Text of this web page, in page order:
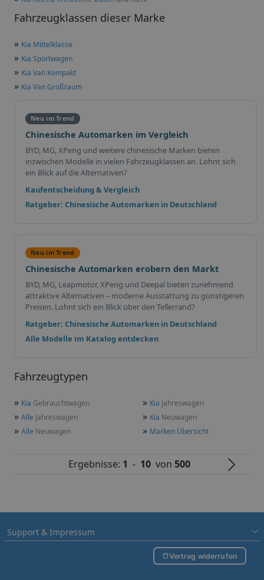
Fahrzeugklassen dieser Marke
» Kia Mittelklasse
» Kia Sportwagen
» Kia Van Kompakt
» Kia Van Großraum
Neu im Trend
Chinesische Automarken im Vergleich
BYD, MG, XPeng und weitere chinesische Marken bieten
inzwischen Modelle in vielen Fahrzeugklassen an. Lohnt sich
ein Blick auf die Alternativen?
Kaufentscheidung & Vergleich
Ratgeber: Chinesische Automarken in Deutschland
Neu im Trend
Chinesische Automarken erobern den Markt
BYD, MG, Leapmotor, XPeng und Deepal bieten zunehmend
attraktive Alternativen – moderne Ausstattung zu günstigeren
Preisen. Lohnt sich ein Blick über den Tellerrand?
Ratgeber: Chinesische Automarken in Deutschland
Alle Modelle im Katalog entdecken
Fahrzeugtypen
» Kia Gebrauchtwagen » Kia Jahreswagen
» Alle Jahreswagen » Kia Neuwagen
» Alle Neuwagen » Marken Übersicht
Ergebnisse: 1 - 10 von500
Support & Impressum
Vertrag widerrufen